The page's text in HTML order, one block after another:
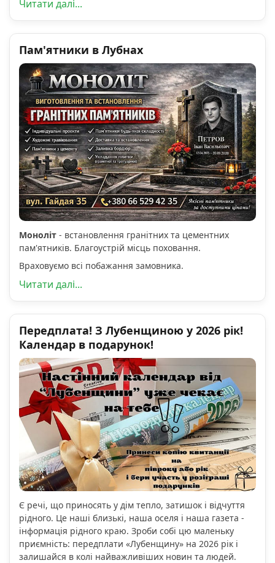
Читати далі...
Пам'ятники в Лубнах
Моноліт - встановлення гранітних та цементних
пам'ятників. Благоустрій місць поховання.
Враховуємо всі побажання замовника.
Читати далі...
Передплата! З Лубенщиною у 2026 рік!
Календар в подарунок!
Є речі, що приносять у дім тепло, затишок і відчуття
рідного. Це наші близькі, наша оселя і наша газета -
інформація рідного краю. Зроби собі цю маленьку
приємність: передплати «Лубенщину» на 2026 рік і
залишайся в колі найважливіших новин та людей.